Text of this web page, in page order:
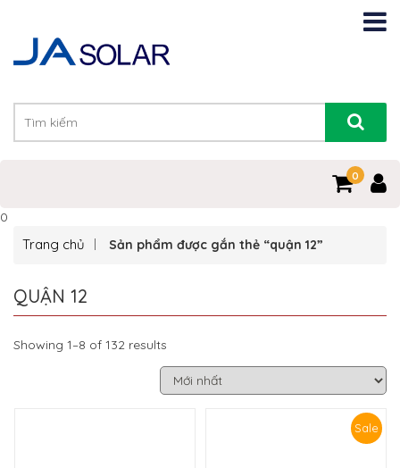
0
0
Trang chủ Sản phẩm được gắn thẻ “quận 12”
QUẬN 12
Showing 1–8 of 132 results
Sale